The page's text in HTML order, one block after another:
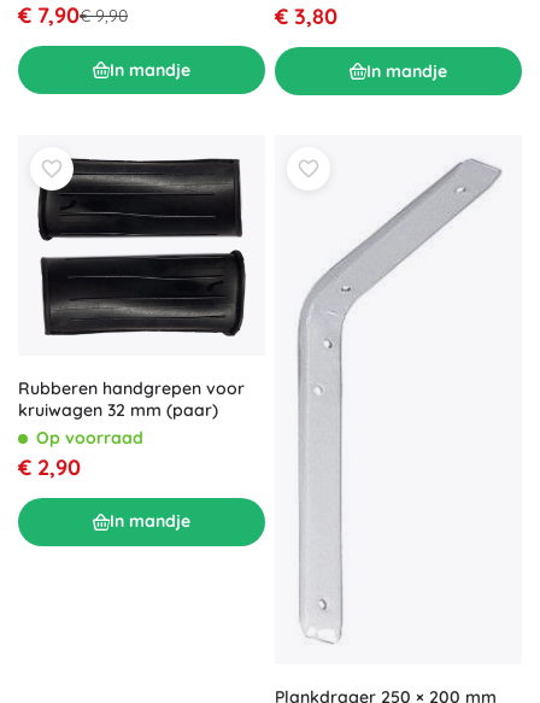
€ 7,90€ 9,90
In mandje
€ 3,80
In mandje
Rubberen handgrepen voor
kruiwagen 32 mm (paar)
Op voorraad
€ 2,90
In mandje
Plankdrager 250 × 200 mm